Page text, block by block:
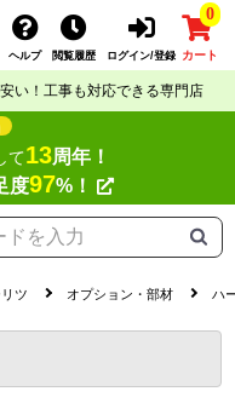
ヘルプ 閲覧履歴 ログイン/登録
0
カート
い！工事も対応できる専門店
て13周年！
度97%！
リツ オプション・部材 ハ